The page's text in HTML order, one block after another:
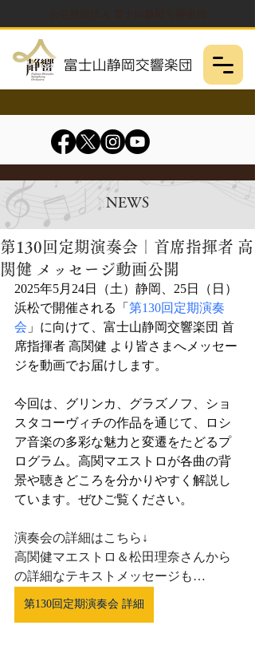
NEWS
第130回定期演奏会｜首席指揮者 高
関健 メッセージ動画公開
2025年5月24日（土）静岡、25日（日）
浜松で開催される「 第130回定期演奏
会 」に向けて、富士山静岡交響楽団 首
席指揮者 高関健 より皆さまへメッセー
ジを動画でお届けします。
今回は、グリンカ、グラズノフ、ショ
スタコーヴィチの作品を通じて、ロシ
ア音楽の多彩な魅力と変遷をたどるプ
ログラム。高関マエストロが各曲の背
景や聴きどころを分かりやすく解説し
ています。ぜひご覧ください。
演奏会の詳細はこちら↓
高関健マエストロ＆松田理奈さんから
の詳細なテキストメッセージも…
第130回定期演奏会 詳細